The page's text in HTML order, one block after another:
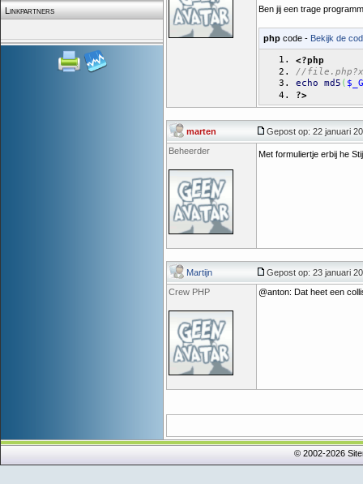
Linkpartners Ben jij een trage
php code - Bekijk de
<?php
//
echo
md5 (
?>
marten
Gepost op: 22 januari
Beheerder
Met formuliertje erbij he
Martijn
Gepost op: 23 januari
Crew PHP
@anton: Dat heet een
© 2002-2026